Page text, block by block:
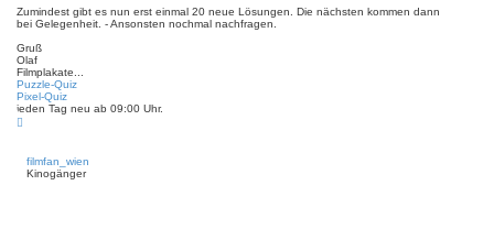
a
g
Zumindest gibt es nun erst einmal 20 neue Lösungen. Die nächsten kommen dann
bei Gelegenheit. - Ansonsten nochmal nachfragen.
Gruß
Olaf
Filmplakate...
Puzzle-Quiz
Pixel-Quiz
jeden Tag neu ab 09:00 Uhr.
h
o
b
filmfan_wien
Kinogänger